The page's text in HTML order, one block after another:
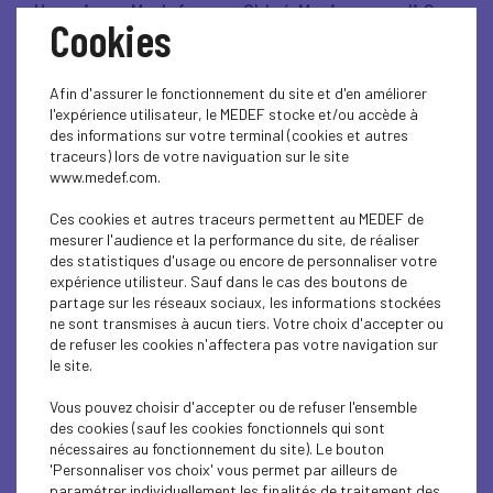
Un soir au Medef, avec Chloé Morin - mardi 9
décembre 2025
Lire l'article
VIE DU MEDEF
Penser l'entreprise de demain - mardi 25
novembre 2025
Lire l'article
ÉCONOMIE
Cookies
Afin d'assurer le fonctionnement du site et d'en améliorer
l'expérience utilisateur, le MEDEF stocke et/ou accède à
des informations sur votre terminal (cookies et autres
traceurs) lors de votre naviguation sur le site
www.medef.com.
Ces cookies et autres traceurs permettent au MEDEF de
mesurer l'audience et la performance du site, de réaliser
des statistiques d'usage ou encore de personnaliser votre
expérience utilisteur. Sauf dans le cas des boutons de
partage sur les réseaux sociaux, les informations stockées
ne sont transmises à aucun tiers. Votre choix d'accepter ou
de refuser les cookies n'affectera pas votre navigation sur
le site.
Vous pouvez choisir d'accepter ou de refuser l'ensemble
des cookies (sauf les cookies fonctionnels qui sont
nécessaires au fonctionnement du site). Le bouton
'Personnaliser vos choix' vous permet par ailleurs de